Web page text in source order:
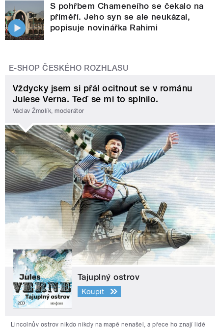
S pohřbem Chameneího se čekalo na
příměří. Jeho syn se ale neukázal,
popisuje novinářka Rahimi
E-SHOP ČESKÉHO ROZHLASU
Vždycky jsem si přál ocitnout se v románu
Julese Verna. Teď se mi to splnilo.
Václav Žmolík, moderátor
Tajuplný ostrov
Koupit
Lincolnův ostrov nikdo nikdy na mapě nenašel, a přece ho znají lidé